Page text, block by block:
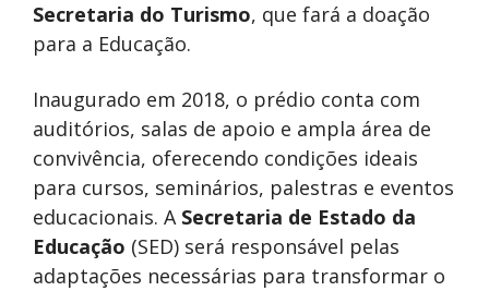
Secretaria do Turismo, que fará a doação
para a Educação.
Inaugurado em 2018, o prédio conta com
auditórios, salas de apoio e ampla área de
convivência, oferecendo condições ideais
para cursos, seminários, palestras e eventos
educacionais. A Secretaria de Estado da
Educação (SED) será responsável pelas
adaptações necessárias para transformar o